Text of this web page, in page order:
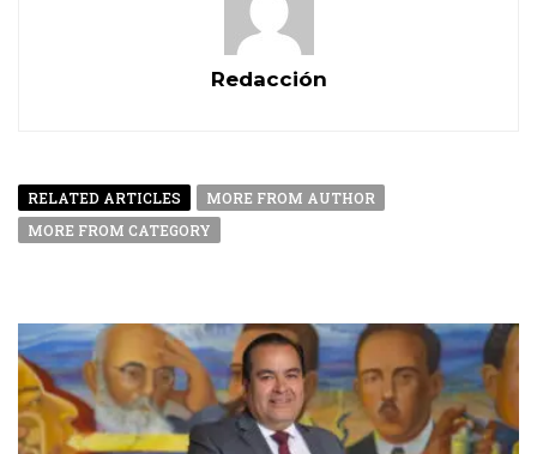
Redacción
RELATED ARTICLES
MORE FROM AUTHOR
MORE FROM CATEGORY